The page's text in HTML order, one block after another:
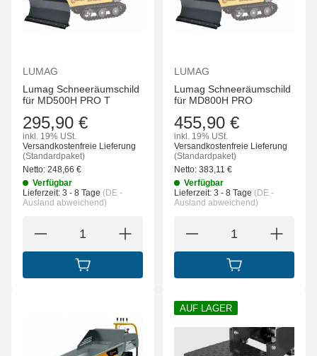
LUMAG
Lumag Schneeräumschild
für MD500H PRO T
295,90 €
inkl. 19% USt.
Versandkostenfreie Lieferung
(Standardpaket)
Netto: 248,66 €
Verfügbar
Lieferzeit: 3 - 8 Tage (DE -
Ausland abweichend)
IN DEN WARENKORB
LUMAG
Lumag Schneeräumschild
für MD800H PRO
455,90 €
inkl. 19% USt.
Versandkostenfreie Lieferung
(Standardpaket)
Netto: 383,11 €
Verfügbar
Lieferzeit: 3 - 8 Tage (DE -
Ausland abweichend)
IN DEN
AUF LAGER